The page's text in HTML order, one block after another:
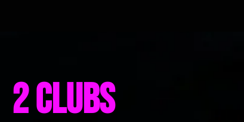
2 clubs